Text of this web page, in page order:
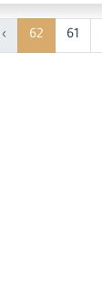
61
62
›